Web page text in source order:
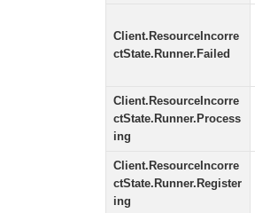
Client.ResourceIncorre
ctState.Runner.Failed
Client.ResourceIncorre
ctState.Runner.Process
ing
Client.ResourceIncorre
ctState.Runner.Register
ing